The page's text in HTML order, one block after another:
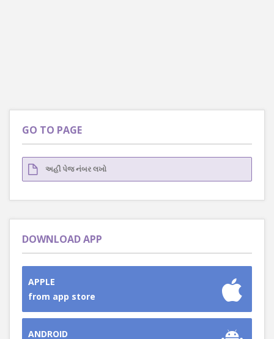
GO TO PAGE
DOWNLOAD APP
APPLE
from app store
ANDROID